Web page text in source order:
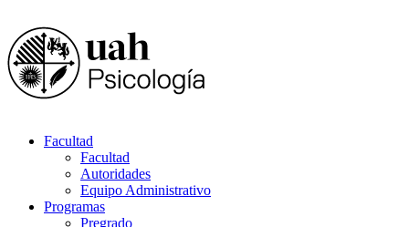
Facultad
Facultad
Autoridades
Equipo Administrativo
Programas
Pregrado